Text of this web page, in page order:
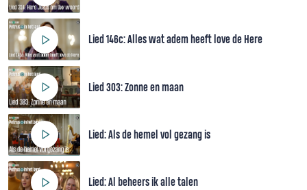
Lied 146c: Alles wat adem heeft love de Here
Lied 303: Zonne en maan
Lied: Als de hemel vol gezang is
Lied: Al beheers ik alle talen